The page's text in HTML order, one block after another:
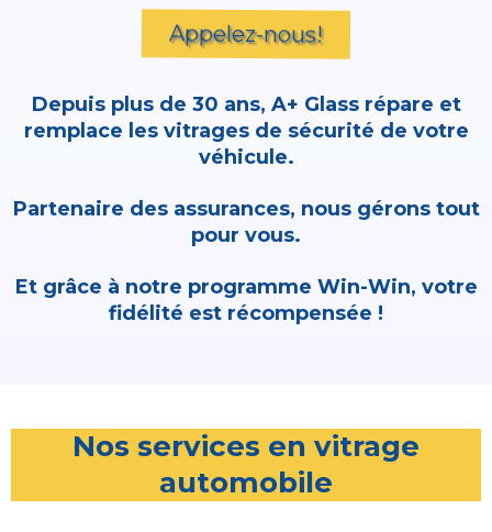
Appelez-nous!
Depuis plus de 30 ans, A+ Glass répare et
remplace les vitrages de sécurité de votre
véhicule.
Partenaire des assurances, nous gérons tout
pour vous.
Et grâce à notre programme Win-Win, votre
fidélité est récompensée !
Nos services en vitrage
automobile